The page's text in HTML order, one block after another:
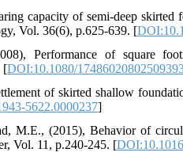
capacity of semi-deep
Vol. 36(6), p.625-639. [
Performance of square
[DOI:10.1080/
of skirted shallow
5622.0000237]
M.E., (2015), Behavior of
Vol. 11, p.240-245. [